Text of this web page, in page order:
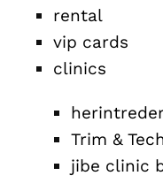
rental
vip cards
clinics
Trim &
jibe clinic